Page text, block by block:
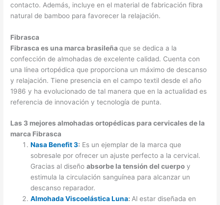
contacto. Además, incluye en el material de fabricación fibra
natural de bamboo para favorecer la relajación.
Fibrasca
Fibrasca es una marca brasileñaque se dedica a la
confección de almohadas de excelente calidad. Cuenta con
una línea ortopédica que proporciona un máximo de descanso
y relajación. Tiene presencia en el campo textil desde el año
1986 y ha evolucionado de tal manera que en la actualidad es
referencia de innovación y tecnología de punta.
Las 3 mejores almohadas ortopédicas para cervicales de la
marca Fibrasca
Nasa Benefit 3: Es un ejemplar de la marca que
sobresale por ofrecer un ajuste perfecto a la cervical.
Gracias al diseñoabsorbe la tensión del cuerpo y
estimula la circulación sanguínea para alcanzar un
descanso reparador.
Almohada Viscoelástica Luna:Al estar diseñada en